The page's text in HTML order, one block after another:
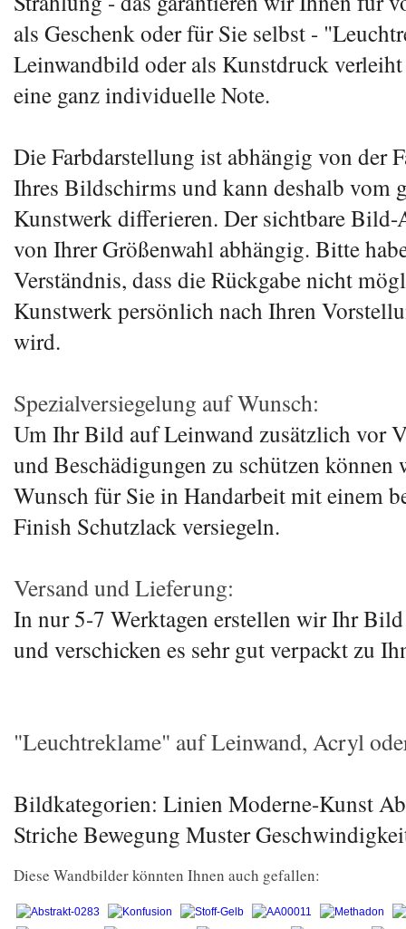
als Geschenk oder für Sie selbst -
Leinwandbild oder als Kunstdruck
eine ganz individuelle Note.
Die Farbdarstellung ist abhängig von der
Ihres Bildschirms und kann deshalb vom
Kunstwerk differieren. Der sichtbare
von Ihrer Größenwahl abhängig. Bitte
Verständnis, dass die Rückgabe nicht
Kunstwerk persönlich nach Ihren
wird.
Spezialversiegelung auf Wunsch:
Um Ihr Bild auf Leinwand zusätzlich vor
und Beschädigungen zu schützen können
Wunsch für Sie in Handarbeit mit einem
Finish Schutzlack versiegeln.
Versand und Lieferung:
In nur 5-7 Werktagen erstellen wir Ihr
und verschicken es sehr gut verpackt zu
"Leuchtreklame" auf Leinwand, Acryl
Bildkategorien: Linien Moderne-Kunst
Striche Bewegung Muster
Diese Wandbilder könnten Ihnen auch gefallen: